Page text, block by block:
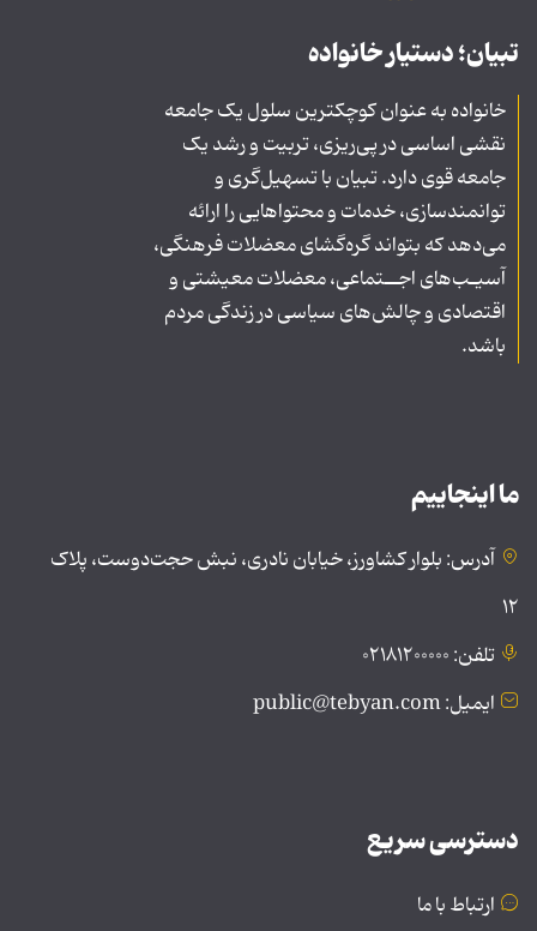
تبیان؛ دستیار خانواده
خانواده به عنوان کوچکترین سلول یک جامعه
نقشی اساسی در پی‌ریزی، تربیت و رشد یک
جامعه قوی دارد. تبیان با تسهیل‌گری و
توانمندسازی، خدمات و محتواهایی را ارائه
می‌دهد که بتواند گره‌گشای معضلات فرهنگی،
آسیـب‌های اجــتماعی، معضلات معیشتی و
اقتصادی و چالش‌های سیاسی در زندگی مردم
باشد.
ما اینجاییم
آدرس: بلوار کشاورز، خیابان نادری، نبش حجت‌دوست، پلاک
۱۲
تلفن: ۰۲۱۸۱۲۰۰۰۰۰
ایمیل: public@tebyan.com
دسترسی سریع
ارتباط با ما